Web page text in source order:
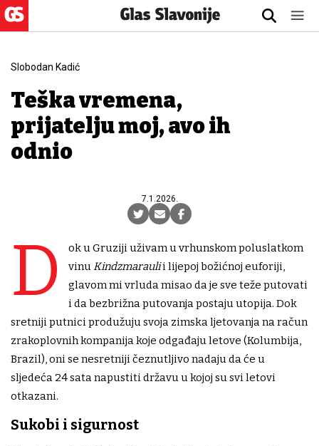
Slobodan Kadić
Teška vremena,
prijatelju moj, đavo ih
odnio
7.1.2026.
D
ok u Gruziji uživam u vrhunskom poluslatkom
vinuKindzmaraulii lijepoj božićnoj euforiji,
glavom mi vrluda misao da je sve teže putovati
i da bezbrižna putovanja postaju utopija. Dok
sretniji putnici produžuju svoja zimska ljetovanja na račun
zrakoplovnih kompanija koje odgađaju letove (Kolumbija,
Brazil), oni se nesretniji čeznutljivo nadaju da će u
sljedeća 24 sata napustiti državu u kojoj su svi letovi
otkazani.
Sukobi i sigurnost